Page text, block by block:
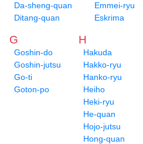
Da-sheng-quan
Ditang-quan
Emmei-ryu
Eskrima
G
Goshin-do
Goshin-jutsu
Go-ti
Goton-po
H
Hakuda
Hakko-ryu
Hanko-ryu
Heiho
Heki-ryu
He-quan
Hojo-jutsu
Hong-quan